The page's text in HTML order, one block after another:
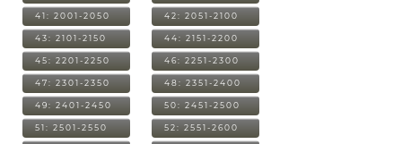
41: 2001-2050 42: 2051-2100
43: 2101-2150 44: 2151-2200
45: 2201-2250 46: 2251-2300
47: 2301-2350 48: 2351-2400
49: 2401-2450 50: 2451-2500
51: 2501-2550 52: 2551-2600